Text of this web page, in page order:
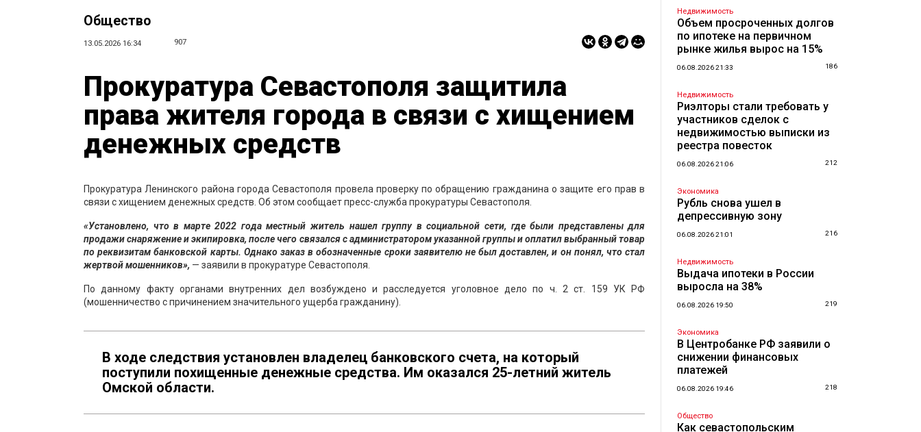
Общество
13.05.2026 16:34 907
Прокуратура Севастополя защитила
права жителя города в связи с хищением
денежных средств
Прокуратура Ленинского района города Севастополя провела проверку по обращению гражданина о защите его прав в
связи с хищением денежных средств. Об этом сообщает пресс-служба прокуратуры Севастополя.
«Установлено, что в марте 2022 года местный житель нашел группу в социальной сети, где были представлены для
продажи снаряжение и экипировка, после чего связался с администратором указанной группы и оплатил выбранный товар
по реквизитам банковской карты. Однако заказ в обозначенные сроки заявителю не был доставлен, и он понял, что стал
жертвой мошенников», — заявили в прокуратуре Севастополя.
По данному факту органами внутренних дел возбуждено и расследуется уголовное дело по ч. 2 ст. 159 УК РФ
(мошенничество с причинением значительного ущерба гражданину).
В ходе следствия установлен владелец банковского счета, на который
поступили похищенные денежные средства. Им оказался 25-летний житель
Омской области.
Недвижимость
Объем просроченных долгов
по ипотеке на первичном
рынке жилья вырос на 15%
06.08.2026 21:33 186
Недвижимость
Риэлторы стали требовать у
участников сделок с
недвижимостью выписки из
реестра повесток
06.08.2026 21:06 212
Экономика
Рубль снова ушел в
депрессивную зону
06.08.2026 21:01 216
Недвижимость
Выдача ипотеки в России
выросла на 38%
06.08.2026 19:50 219
Экономика
В Центробанке РФ заявили о
снижении финансовых
платежей
06.08.2026 19:46 218
Общество
Как севастопольским